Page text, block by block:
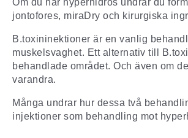
Om du har hyperhidros undrar du
jontofores, miraDry och kirurgiska
B.toxininektioner är en vanlig
muskelsvaghet. Ett alternativ till
behandlade området. Och även om
varandra.
Många undrar hur dessa två
injektioner som behandling mot